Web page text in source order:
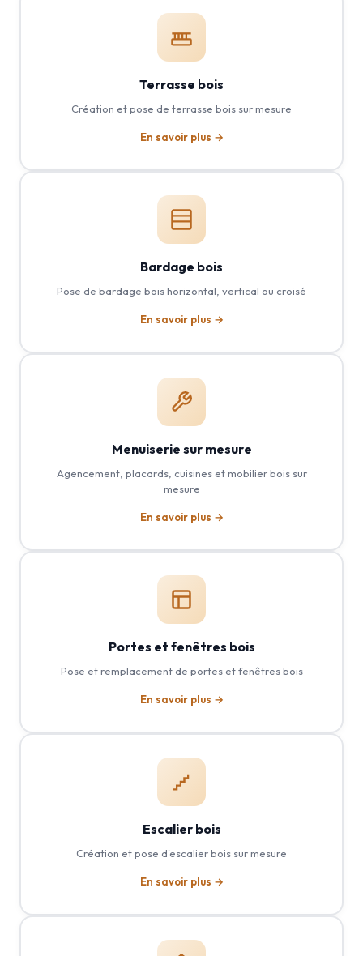
Terrasse bois
Création et pose de terrasse bois sur mesure
En savoir plus →
Bardage bois
Pose de bardage bois horizontal, vertical ou croisé
En savoir plus →
Menuiserie sur mesure
Agencement, placards, cuisines et mobilier bois sur
mesure
En savoir plus →
Portes et fenêtres bois
Pose et remplacement de portes et fenêtres bois
En savoir plus →
Escalier bois
Création et pose d'escalier bois sur mesure
En savoir plus →